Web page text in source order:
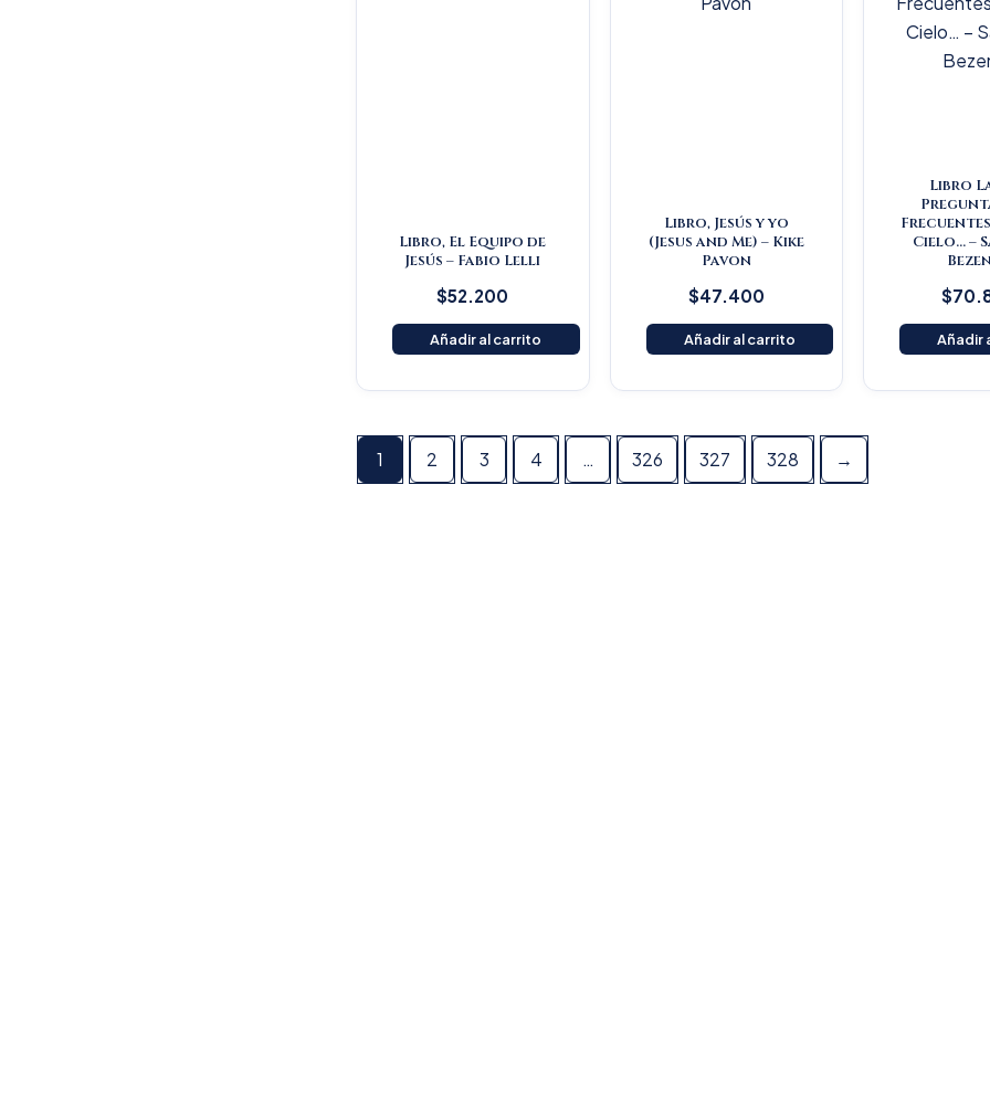
Libro, El Equipo de
Jesús – Fabio Lelli
$52.200
Añadir al carrito
Libro, Jesús y yo
(Jesus and Me) – Kike
Pavon
$47.400
Añadir al carrito
Libro
Cielo… –
$
Añadir
1 2 3 4 … 326 327 328 →